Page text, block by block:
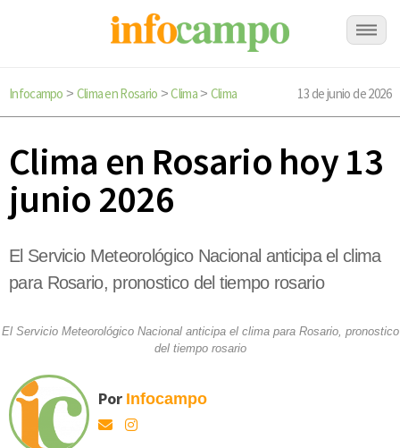
Infocampo > Clima en Rosario >Clima> Clima 13 de junio de 2026
Clima en Rosario hoy 13
junio 2026
El Servicio Meteorológico Nacional anticipa el clima
para Rosario, pronostico del tiempo rosario
El Servicio Meteorológico Nacional anticipa el clima para Rosario, pronostico
del tiempo rosario
Por Infocampo